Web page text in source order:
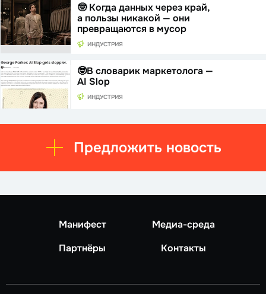
🤓 Когда данных через край,
а пользы никакой — они
превращаются в мусор
ИНДУСТРИЯ
🤓В словарик маркетолога —
AI Slop
ИНДУСТРИЯ
Предложить новость
Манифест
Медиа-среда
Партнёры
Контакты